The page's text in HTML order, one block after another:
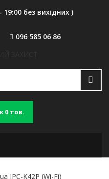
без вихідних )
096 585 06 86
0 тов.
IPC-K42P (Wi-Fi)